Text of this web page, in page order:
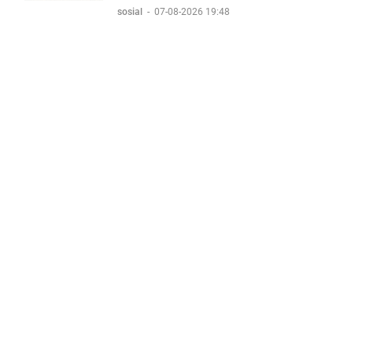
sosial - 07-08-2026 19:48